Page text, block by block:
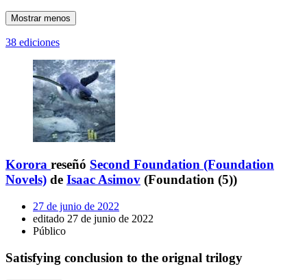
Mostrar menos
38 ediciones
Korora reseñó Second Foundation (Foundation
Novels) de Isaac Asimov (Foundation (5))
27 de junio de 2022
editado 27 de junio de 2022
Público
Satisfying conclusion to the orignal trilogy